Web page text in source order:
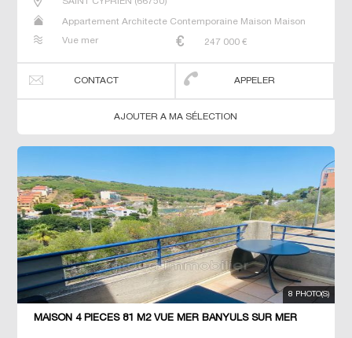
Appartement Architecte Contemporaine Maison Maison
Vue mer
247 000 €
CONTACT APPELER
AJOUTER A MA SÉLECTION
8 PHOTO(S)
MAISON 4 PIECES 81 M2 VUE MER BANYULS SUR MER